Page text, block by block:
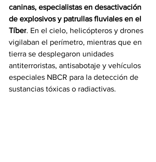
caninas, especialistas en desactivación
de explosivos y patrullas fluviales en el
Tíber. En el cielo, helicópteros y drones
vigilaban el perímetro, mientras que en
tierra se desplegaron unidades
antiterroristas, antisabotaje y vehículos
especiales NBCR para la detección de
sustancias tóxicas o radiactivas.